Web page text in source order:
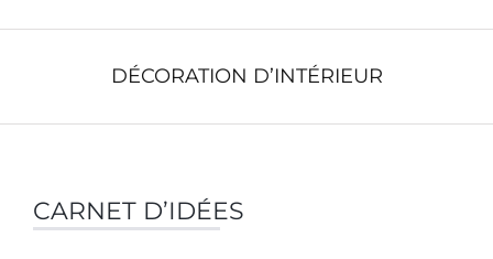
DÉCORATION D’INTÉRIEUR
CARNET D’IDÉES